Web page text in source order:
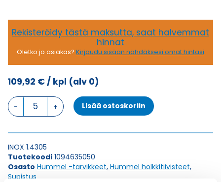
Rekisteröidy tästä maksutta, saat halvemmat
hinnat
Oletko jo asiakas? Kirjaudu sisään nähdäksesi omat hintasi
109,92 €/ kpl (alv 0)
RS-
INOX
63
1,5
SUPISTUS
määrä
Lisää ostoskoriin
INOX 1.4305
Tuotekoodi 1094635050
Osasto Hummel -tarvikkeet, Hummel holkkitiivisteet,
Supistus